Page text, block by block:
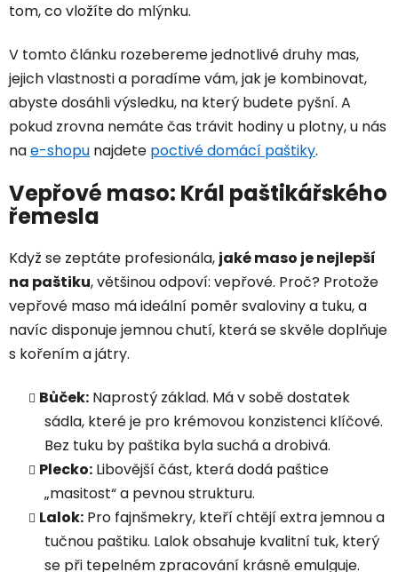
tom, co vložíte do mlýnku.
V tomto článku rozebereme jednotlivé druhy mas,
jejich vlastnosti a poradíme vám, jak je kombinovat,
abyste dosáhli výsledku, na který budete pyšní. A
pokud zrovna nemáte čas trávit hodiny u plotny, u nás
nae-shopu najdete poctivé domácí paštiky.
Vepřové maso: Král paštikářského
řemesla
Když se zeptáte profesionála, jaké maso je nejlepší
na paštiku, většinou odpoví: vepřové. Proč? Protože
vepřové maso má ideální poměr svaloviny a tuku, a
navíc disponuje jemnou chutí, která se skvěle doplňuje
s kořením a játry.
Bůček: Naprostý základ. Má v sobě dostatek
sádla, které je pro krémovou konzistenci klíčové.
Bez tuku by paštika byla suchá a drobivá.
Plecko: Libovější část, která dodá paštice
„masitost“ a pevnou strukturu.
Lalok: Pro fajnšmekry, kteří chtějí extra jemnou a
tučnou paštiku. Lalok obsahuje kvalitní tuk, který
se při tepelném zpracování krásně emulguje.